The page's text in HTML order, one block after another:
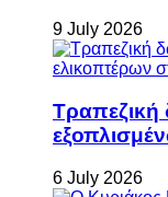
9 July 2026
6 July 2026